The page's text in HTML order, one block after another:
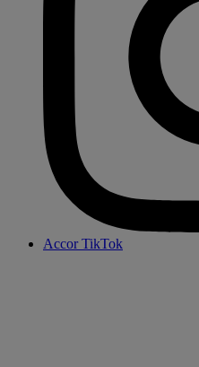
Accor TikTok